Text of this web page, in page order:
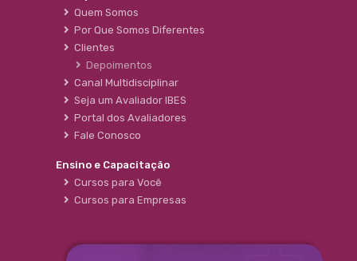
Quem Somos
Por Que Somos Diferentes
Clientes
Depoimentos
Canal Multidisciplinar
Seja um Avaliador IBES
Portal dos Avaliadores
Fale Conosco
Ensino e Capacitação
Cursos para Você
Cursos para Empresas